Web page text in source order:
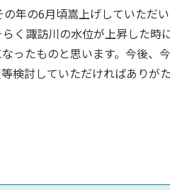
年の6月頃嵩上げしていただ
く諏訪川の水位が上昇した時
ったものと思います。今後、
検討していただければありが